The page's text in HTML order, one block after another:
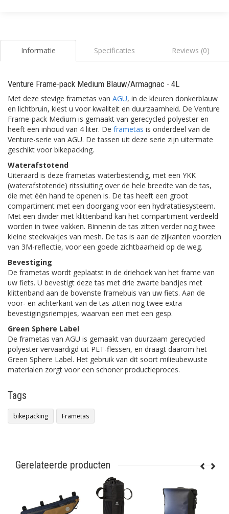
Informatie Specificaties Reviews (0)
Venture Frame-pack Medium Blauw/Armagnac - 4L
Met deze stevige frametas van AGU, in de kleuren donkerblauw
en lichtbruin, kiest u voor kwaliteit en duurzaamheid. De Venture
Frame-pack Medium is gemaakt van gerecycled polyester en
heeft een inhoud van 4 liter. De frametas is onderdeel van de
Venture-serie van AGU. De tassen uit deze serie zijn uitermate
geschikt voor bikepacking.
Waterafstotend
Uiteraard is deze frametas waterbestendig, met een YKK
(waterafstotende) ritssluiting over de hele breedte van de tas,
die met één hand te openen is. De tas heeft een groot
compartiment met een doorgang voor een hydratatiesysteem.
Met een divider met klittenband kan het compartiment verdeeld
worden in twee vakken. Binnenin de tas zitten verder nog twee
kleine steekvakjes van mesh. De tas is aan de zijkanten voorzien
van 3M-reflectie, voor een goede zichtbaarheid op de weg.
Bevestiging
De frametas wordt geplaatst in de driehoek van het frame van
uw fiets. U bevestigt deze tas met drie zwarte bandjes met
klittenband aan de bovenste framebuis van uw fiets. Aan de
voor- en achterkant van de tas zitten nog twee extra
bevestigingsriempjes, waarvan een met een gesp.
Green Sphere Label
De frametas van AGU is gemaakt van duurzaam gerecycled
polyester vervaardigd uit PET-flessen, en draagt daarom het
Green Sphere Label. Het gebruik van dit soort milieubewuste
materialen zorgt voor een schoner productieproces.
Tags
bikepacking Frametas
Gerelateerde producten